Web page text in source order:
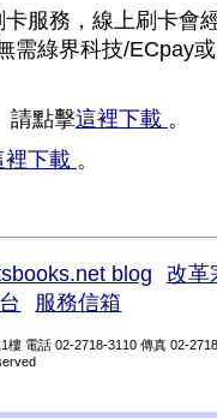
服務，線上刷卡會
需綠界科技/ECpay或
請點擊這裡下載 。
裡下載 。
blog
改革
服務信箱
電話 02-2718-3110 傳真 02-